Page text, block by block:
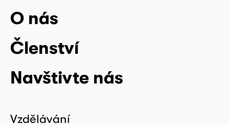
O nás
Členství
Navštivte nás
Vzdělávání